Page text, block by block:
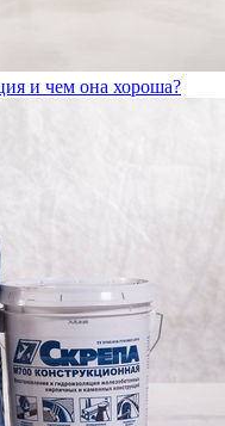
и чем она хороша?